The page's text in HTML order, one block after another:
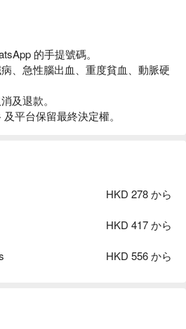
的手提號碼。
、急性腦出血、重度貧血、動脈硬
及退款。
平台保留最終決定權。
HKD 278 から
HKD 417 から
HKD 556 から